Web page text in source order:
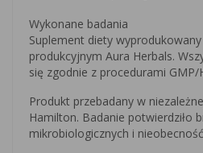
Wykonane badania
Suplement diety
produkcyjnym Aura Herbals.
się zgodnie z procedurami GMP/
Produkt przebadany w
Hamilton. Badanie potwierdziło
mikrobiologicznych i